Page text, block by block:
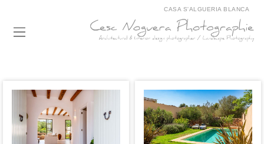
CASA S'ALGUERIA BLANCA